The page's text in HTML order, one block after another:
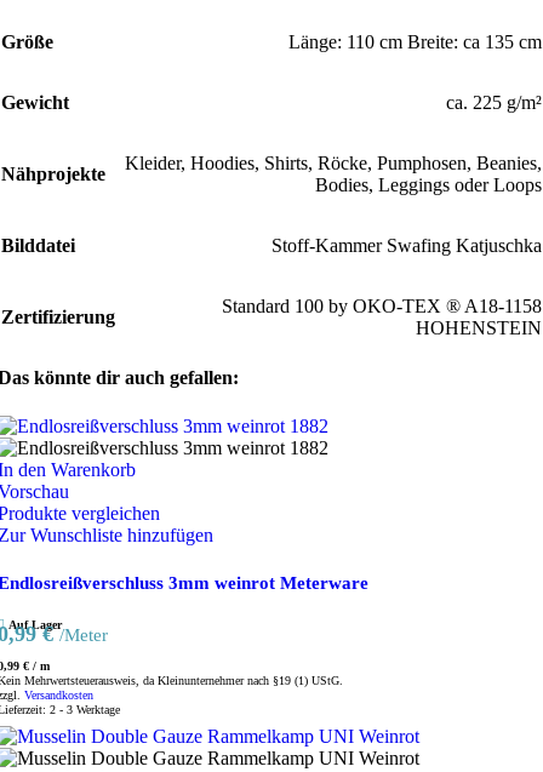
Größe Länge: 110 cm Breite: ca 135 cm
Gewicht ca. 225 g/m²
Nähprojekte
Kleider, Hoodies, Shirts, Röcke, Pumphosen, Beanies,
Bodies, Leggings oder Loops
Bilddatei Stoff-Kammer Swafing Katjuschka
Zertifizierung
Standard 100 by OKO-TEX ® A18-1158
HOHENSTEIN
könnte dir auch gefallen:
den Warenkorb
vergleichen
Wunschliste hinzufügen
3mm weinrot Meterware
Auf Lager
€ /Meter
€ / m
Mehrwertsteuerausweis, da Kleinunternehmer nach §19 (1) UStG.
Versandkosten
2 - 3 Werktage